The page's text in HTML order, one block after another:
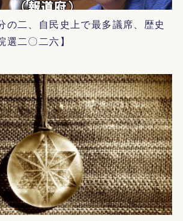
の二、自民史上で最多議席、歴史
二〇二六】